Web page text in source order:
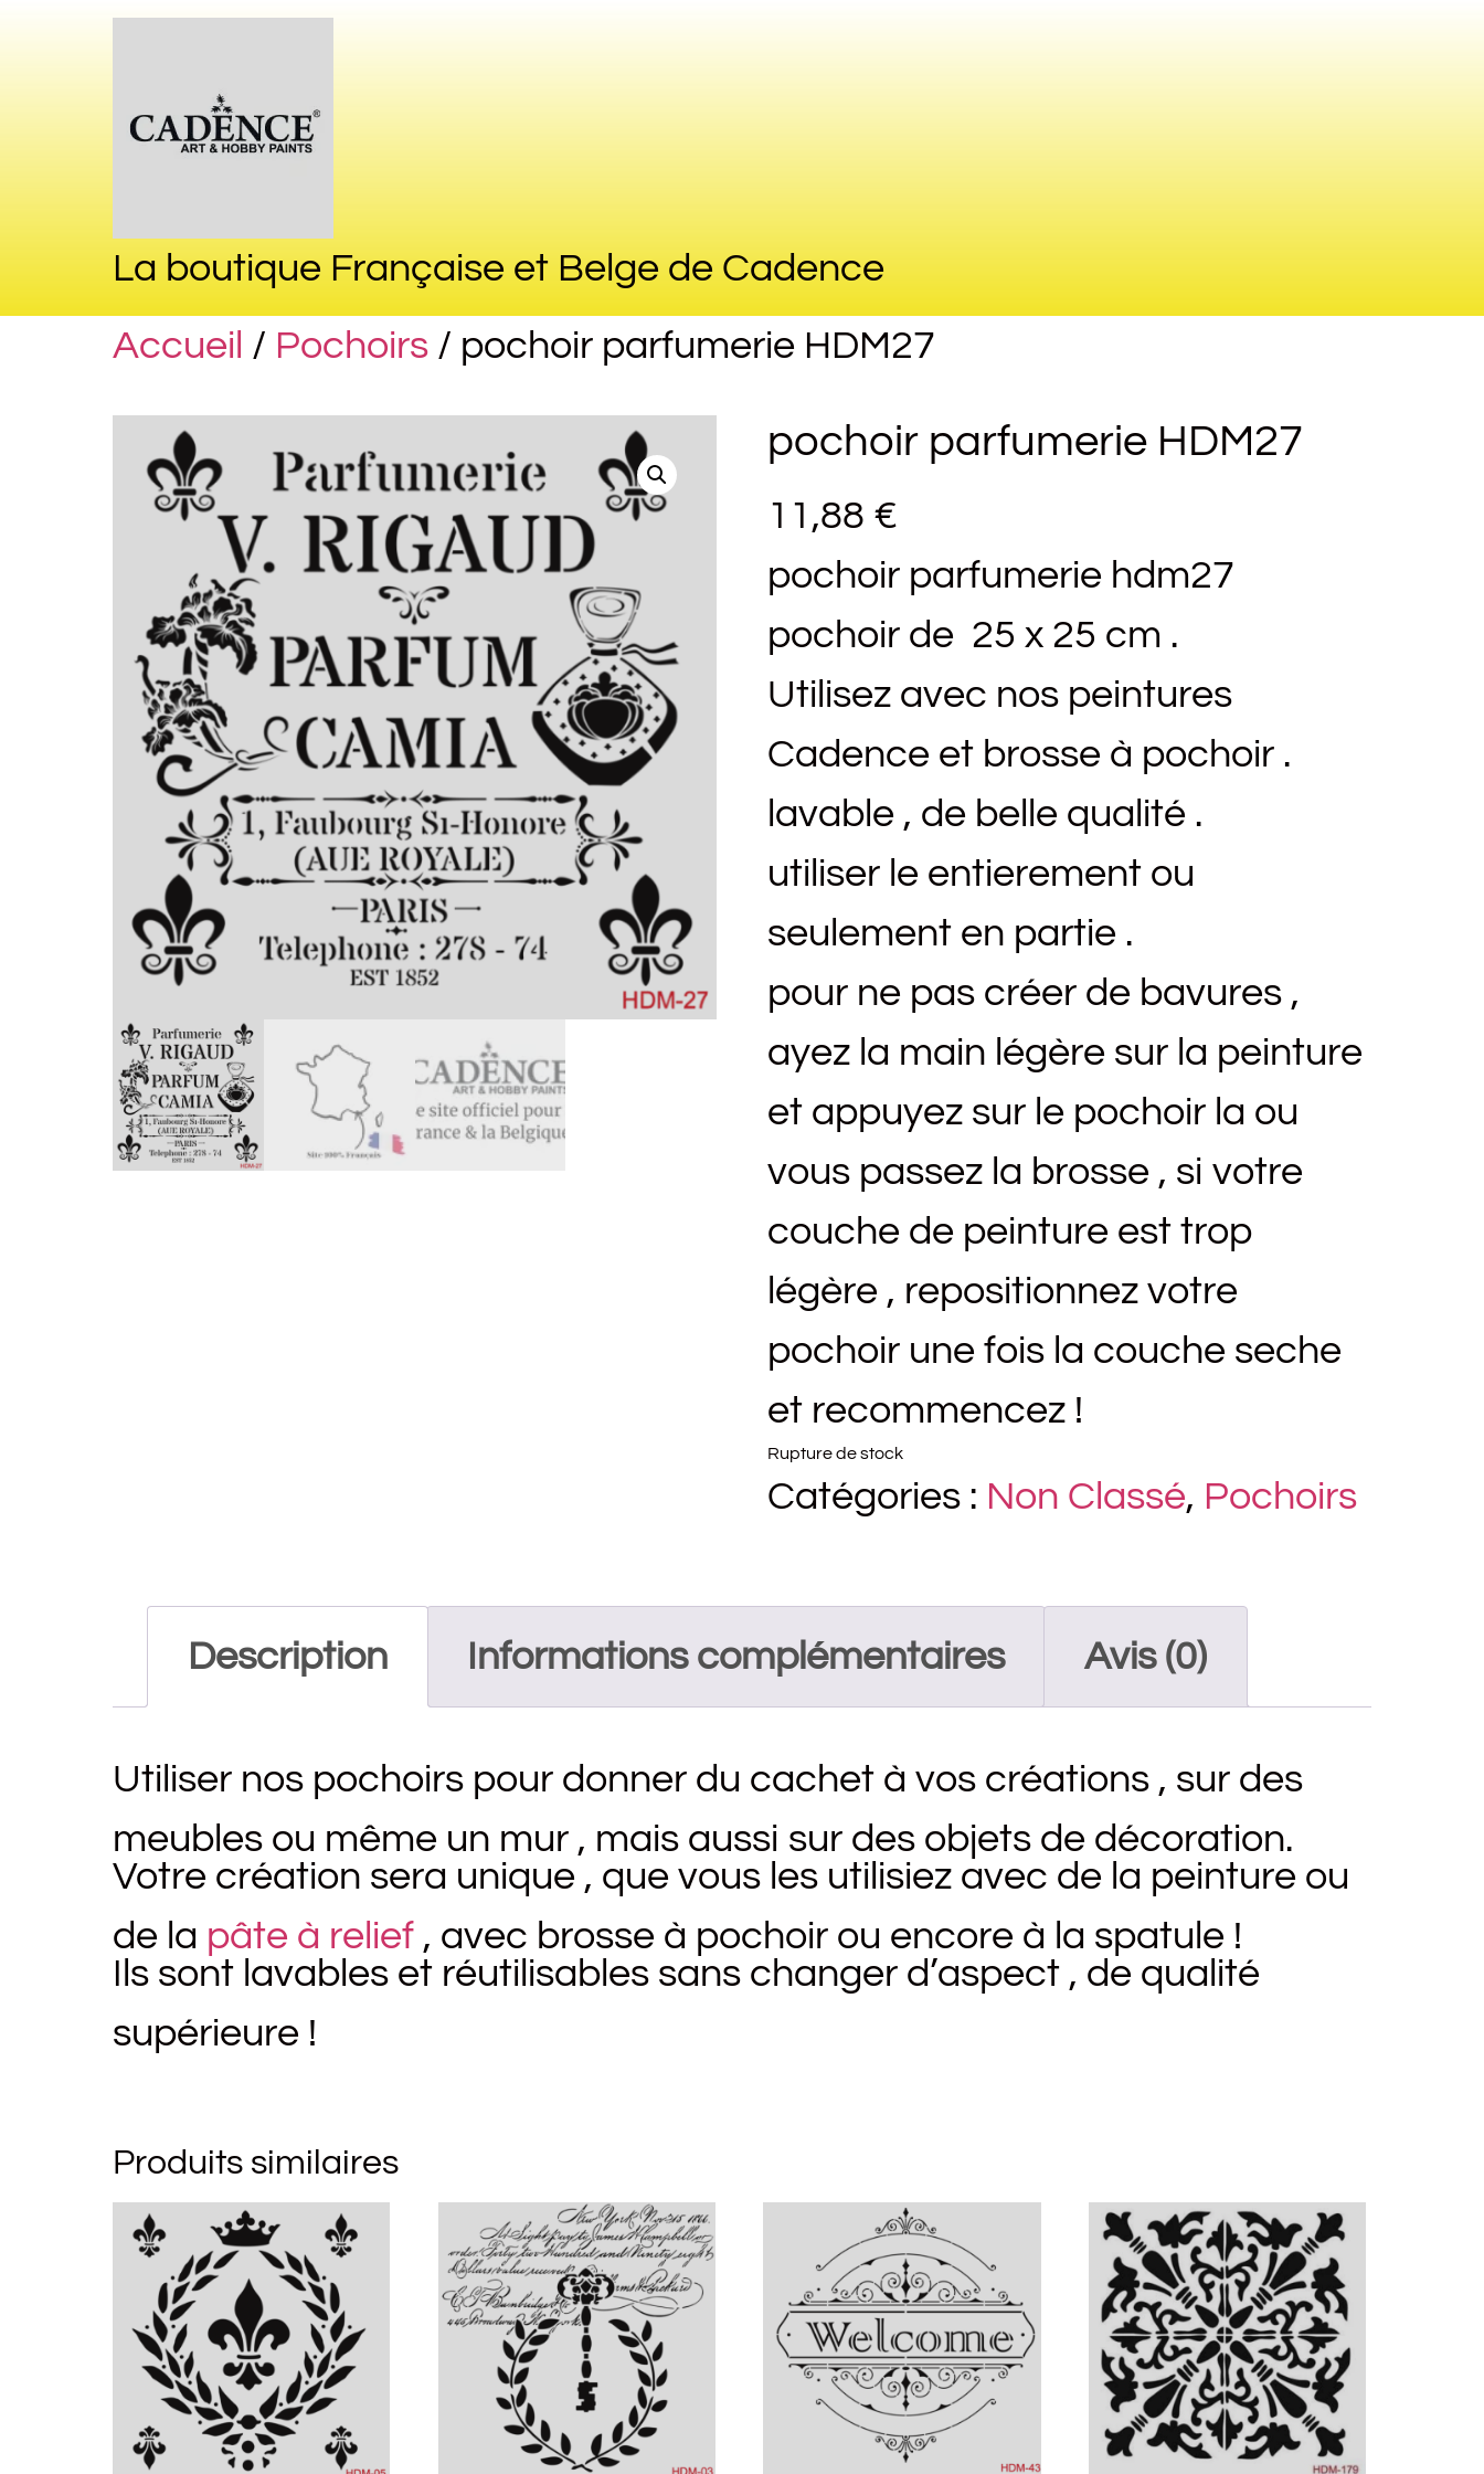
La boutique Française et Belge de Cadence
Accueil / Pochoirs / pochoir parfumerie HDM27
pochoir parfumerie HDM27
11,88 €
pochoir parfumerie hdm27
pochoir de 25 x 25 cm .
Utilisez avec nos peintures
Cadence et brosse à pochoir .
lavable , de belle qualité .
utiliser le entierement ou
seulement en partie .
pour ne pas créer de bavures ,
ayez la main légère sur la peinture
et appuyez sur le pochoir la ou
vous passez la brosse , si votre
couche de peinture est trop
légère , repositionnez votre
pochoir une fois la couche seche
et recommencez !
Rupture de stock
Catégories : Non Classé, Pochoirs
Description Informations complémentaires Avis (0)
Utiliser nos pochoirs pour donner du cachet à vos créations , sur des
meubles ou même un mur , mais aussi sur des objets de décoration.
Votre création sera unique , que vous les utilisiez avec de la peinture ou
de la pâte à relief , avec brosse à pochoir ou encore à la spatule !
Ils sont lavables et réutilisables sans changer d’aspect , de qualité
supérieure !
Produits similaires